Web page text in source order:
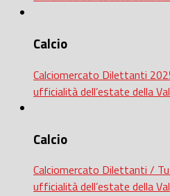
Calcio
Calciomercato Dilettanti
ufficialità dell’estate della
Calcio
Calciomercato Dilettanti /
ufficialità dell’estate della